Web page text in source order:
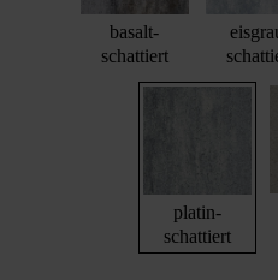
basalt-
schattiert
platin-
schattiert